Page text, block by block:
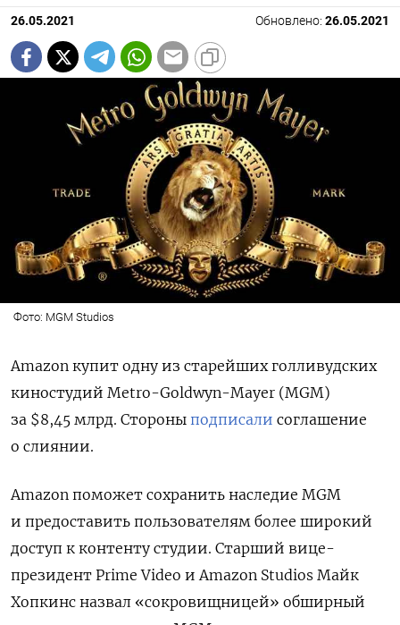
26.05.2021 Обновлено: 26.05.2021
Фото: MGM Studios
Amazon купит одну из старейших голливудских
киностудий Metro-Goldwyn-Mayer (MGM)
за $8,45 млрд. Стороны подписали соглашение
о слиянии.
Amazon поможет сохранить наследие MGM
и предоставить пользователям более широкий
доступ к контенту студии. Старший вице-
президент Prime Video и Amazon Studios Майк
Хопкинс назвал «сокровищницей» обширный